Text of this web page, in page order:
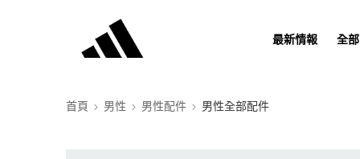
最新情報 全
首頁 男性 男性配件 男性全部配件